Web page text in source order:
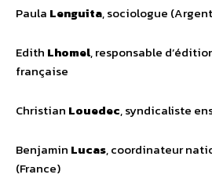
Paula Lenguita, sociologue
Edith Lhomel, responsable
française
Christian Louedec, syndicaliste
Benjamin Lucas, coordinateur
(France)